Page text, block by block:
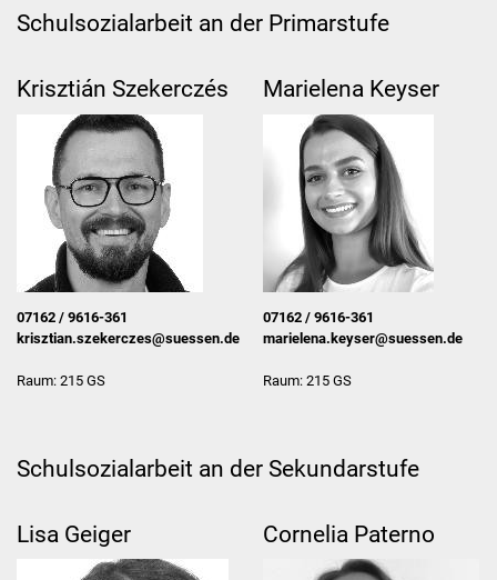
Schulleitungsteam
Verwaltung
Hausmeister
Kollegium
Aktuelles
Schulprofil
Informationen
Schulsozialarbeit an der Primarstufe
Krisztián Szekerczés
07162 / 9616-361
krisztian.szekerczes@suessen.de
Raum: 215 GS
Marielena Keyser
07162 / 9616-361
marielena.keyser@suessen.de
Raum: 215 GS
Schulsozialarbeit an der Sekundarstufe
Lisa Geiger Cornelia Paterno